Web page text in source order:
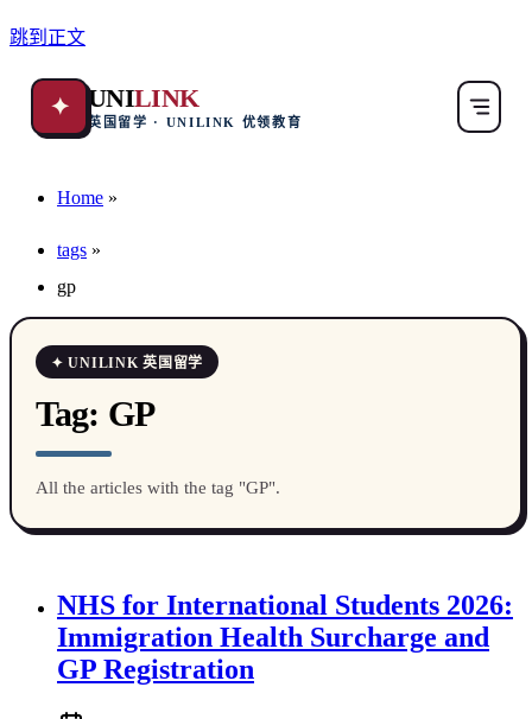
跳到正文
✦ UNILINK
英国留学 · UNILINK 优领教育
Home »
tags »
gp
✦ UNILINK 英国留学
Tag: GP
All the articles with the tag "GP".
NHS for International Students 2026:
Immigration Health Surcharge and
GP Registration